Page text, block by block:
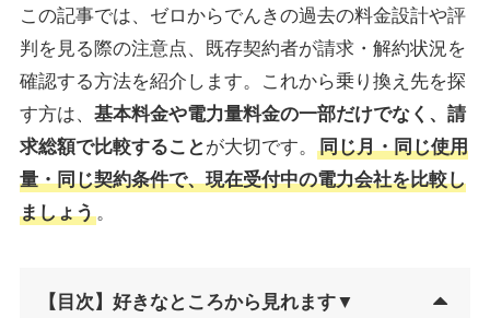
この記事では、ゼロからでんきの過去の料金設計や評
判を見る際の注意点、既存契約者が請求・解約状況を
確認する方法を紹介します。これから乗り換え先を探
す方は、 基本料金や電力量料金の一部だけでなく、請
求総額で比較すること が大切です。
同じ月・同じ使用
量・同じ契約条件で、現在受付中の電力会社を比較し
ましょう。
【目次】好きなところから見れます▼